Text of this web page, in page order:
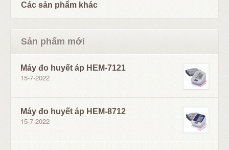
Các sản phẩm khác
Sản phẩm mới
Máy đo huyết áp HEM-7121
15-7-2022
Máy đo huyết áp HEM-8712
15-7-2022